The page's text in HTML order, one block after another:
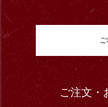
ご注文・